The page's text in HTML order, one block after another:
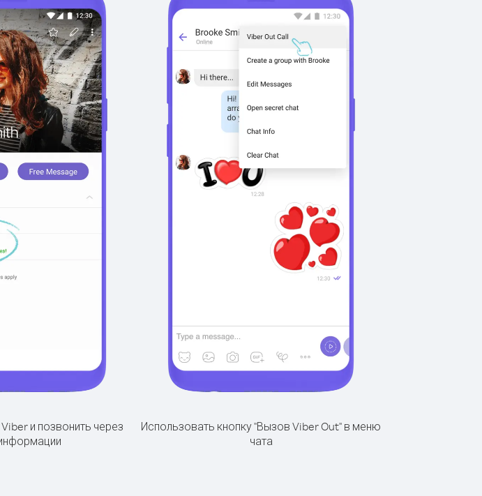
и позвонить через
Использовать кнопку "Вызов Viber Out" в меню
чата